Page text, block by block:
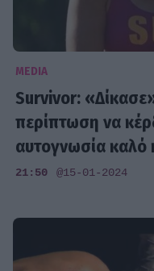
MEDIA
Survivor:
περίπτωση να
αυτογνωσία καλό
21:50 @15-01-2024